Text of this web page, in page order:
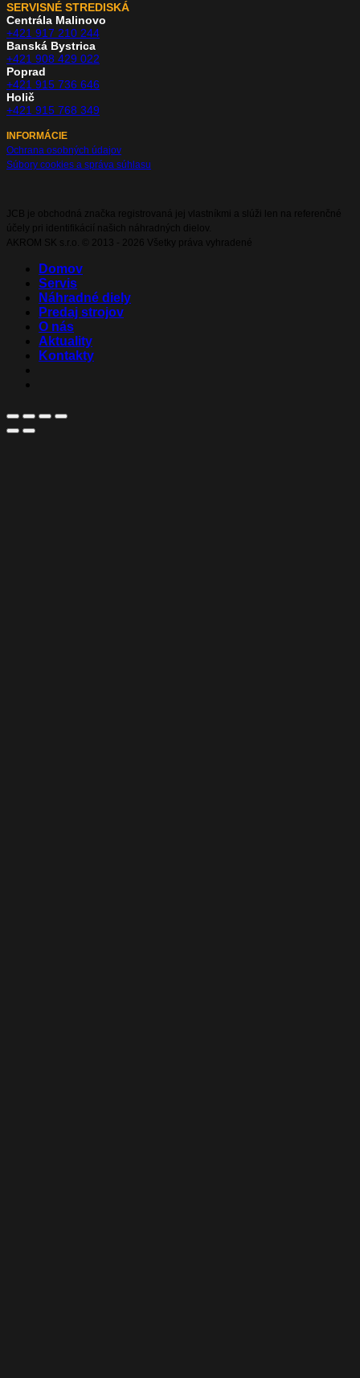
SERVISNÉ STREDISKÁ
Centrála Malinovo
+421 917 210 244
Banská Bystrica
+421 908 429 022
Poprad
+421 915 736 646
Holič
+421 915 768 349
INFORMÁCIE
Ochrana osobných údajov
Súbory cookies a správa súhlasu
JCB je obchodná značka registrovaná jej vlastníkmi a slúži len na referenčné
účely pri identifikácií našich náhradných dielov.
AKROM SK s.r.o. © 2013 - 2026 Všetky práva vyhradené
Domov
Servis
Náhradné diely
Predaj strojov
O nás
Aktuality
Kontakty